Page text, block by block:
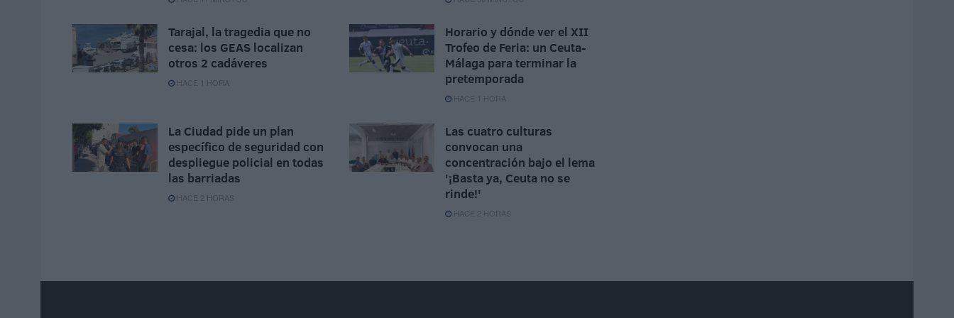
Tarajal, la tragedia que no
cesa: los GEAS localizan
otros 2 cadáveres
HACE 1 HORA
Horario y dónde ver el XII
Trofeo de Feria: un Ceuta-
Málaga para terminar la
pretemporada
HACE 1 HORA
La Ciudad pide un plan
específico de seguridad con
despliegue policial en todas
las barriadas
HACE 2 HORAS
Las cuatro culturas
convocan una
concentración bajo el lema
'¡Basta ya, Ceuta no se
rinde!'
HACE 2 HORAS